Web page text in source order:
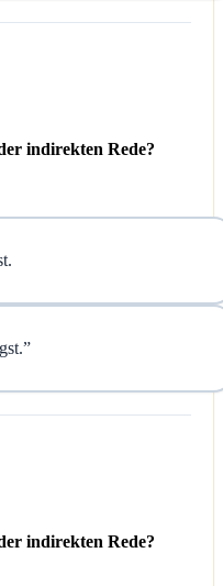
indirekten Rede?
indirekten Rede?